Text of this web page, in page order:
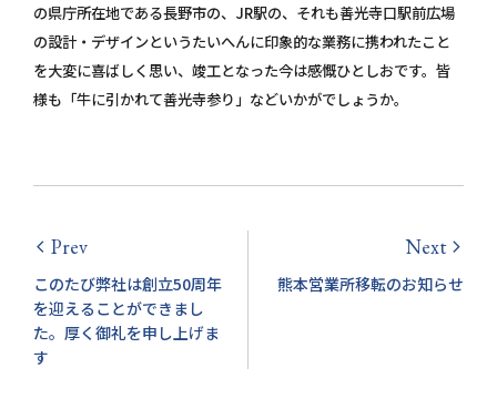
の県庁所在地である長野市の、JR駅の、それも善光寺口駅前広場
の設計・デザインというたいへんに印象的な業務に携われたこと
を大変に喜ばしく思い、竣工となった今は感慨ひとしおです。皆
様も「牛に引かれて善光寺参り」などいかがでしょうか。
arrow_back_ios Prev
このたび弊社は創立50周年
を迎えることができまし
た。厚く御礼を申し上げま
す
Next arrow_forward_ios
熊本営業所移転のお知らせ